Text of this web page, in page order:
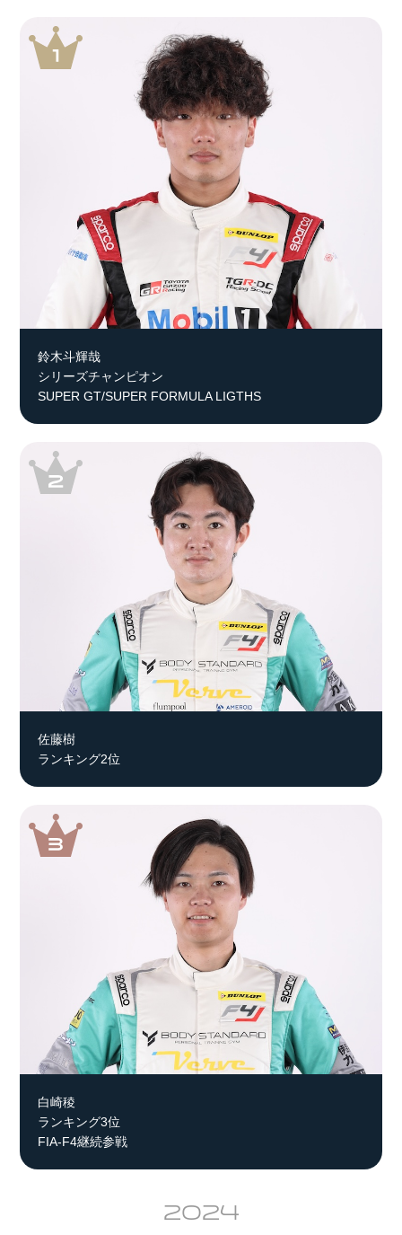
鈴木斗輝哉
シリーズチャンピオン
SUPER GT/SUPER FORMULA LIGTHS
佐藤樹
ランキング2位
白崎稜
ランキング3位
FIA-F4継続参戦
2024